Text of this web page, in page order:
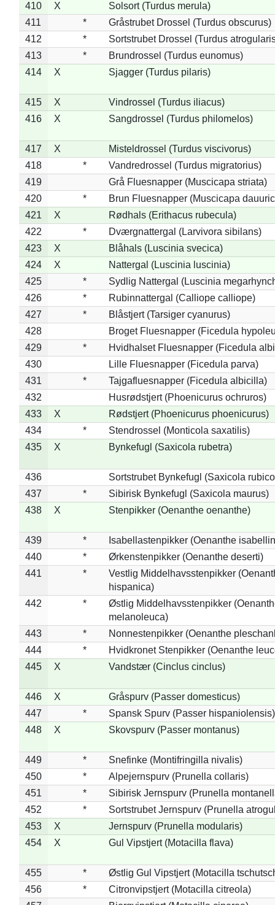
410
X
Solsort (Turdus merula)
411
*
Gråstrubet Drossel (Turdus obscurus)
412
*
Sortstrubet Drossel (Turdus
413
*
Brundrossel (Turdus eunomus)
414
X Sjagger (Turdus pilaris)
415 X
Vindrossel (Turdus iliacus)
416
X Sangdrossel (Turdus philomelos)
417 X
Misteldrossel (Turdus viscivorus)
418
*
Vandredrossel (Turdus migratorius)
419
Grå Fluesnapper (Muscicapa striata)
420
*
Brun Fluesnapper (Muscicapa
421
X
Rødhals (Erithacus rubecula)
422
*
Dværgnattergal (Larvivora sibilans)
423
X
Blåhals (Luscinia svecica)
424
X
Nattergal (Luscinia luscinia)
425
*
Sydlig Nattergal (Luscinia
426
*
Rubinnattergal (Calliope calliope)
427
*
Blåstjert (Tarsiger cyanurus)
428
Broget Fluesnapper (Ficedula
429
*
Hvidhalset Fluesnapper (Ficedula
430
Lille Fluesnapper (Ficedula parva)
431
*
Tajgafluesnapper (Ficedula albicilla)
432
Husrødstjert (Phoenicurus ochruros)
433
X
Rødstjert (Phoenicurus phoenicurus)
434
*
Stendrossel (Monticola saxatilis)
435
X Bynkefugl (Saxicola rubetra)
436
Sortstrubet Bynkefugl (Saxicola
437
*
Sibirisk Bynkefugl (Saxicola maurus)
438
X Stenpikker (Oenanthe oenanthe)
439 *
Isabellastenpikker (Oenanthe
440
*
Ørkenstenpikker (Oenanthe deserti)
441
*
Vestlig Middelhavsstenpikker
hispanica)
442
*
Østlig Middelhavsstenpikker
melanoleuca)
443
*
Nonnestenpikker (Oenanthe
444
*
Hvidkronet Stenpikker (Oenanthe
445
X Vandstær (Cinclus cinclus)
446 X
Gråspurv (Passer domesticus)
447
*
Spansk Spurv (Passer hispaniolensis)
448
X Skovspurv (Passer montanus)
449 *
Snefinke (Montifringilla nivalis)
450
*
Alpejernspurv (Prunella collaris)
451
*
Sibirisk Jernspurv (Prunella
452
*
Sortstrubet Jernspurv (Prunella
453
X
Jernspurv (Prunella modularis)
454
X Gul Vipstjert (Motacilla flava)
455 *
Østlig Gul Vipstjert (Motacilla
456
*
Citronvipstjert (Motacilla citreola)